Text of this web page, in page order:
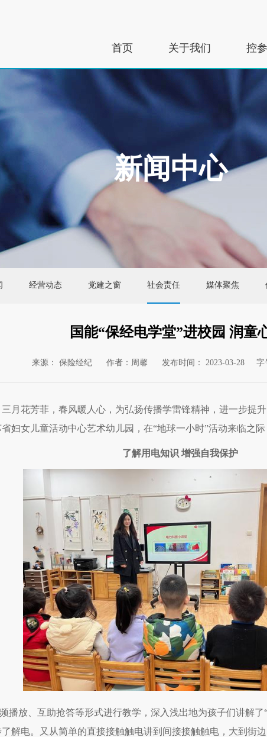
首页 关于我们 控
新闻中心
经营动态 党建之窗 社会责任 媒体聚焦
国能“保经电学堂”进校园 润童
来源： 保险经纪 作者：周馨 发布时间： 2023-03-28 字
月花芳菲，春风暖人心，为弘扬传播学雷锋精神，进一步提
妇女儿童活动中心艺术幼儿园，在“地球一小时”活动来临之
了解用电知识 增强自我保护
播放、互助抢答等形式进行教学，深入浅出地为孩子们讲解了
解电。又从简单的直接接触触电讲到间接接触触电，大到街